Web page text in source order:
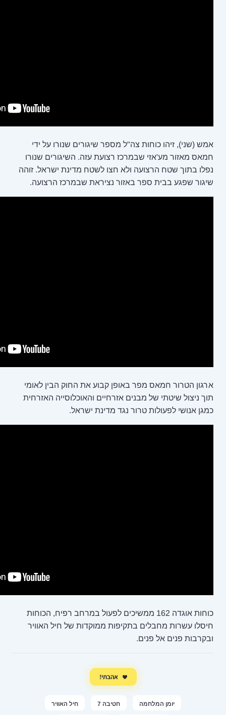
מספר שיגורים שנורו על ידי
רצועת עזה. השיגורים שנורו
ולא חצו לשטח מדינת ישראל. זוהה
נציראת שבמרכז הרצועה.
קבוע את החוק הבין לאומי
אזרחיים והאוכלוסייה האזרחית
נגד מדינת ישראל.
162 ממשיכים לפעול במרחב רפיח, הכוחות
ממוקדות של חיל האוויר
חיל האוויר